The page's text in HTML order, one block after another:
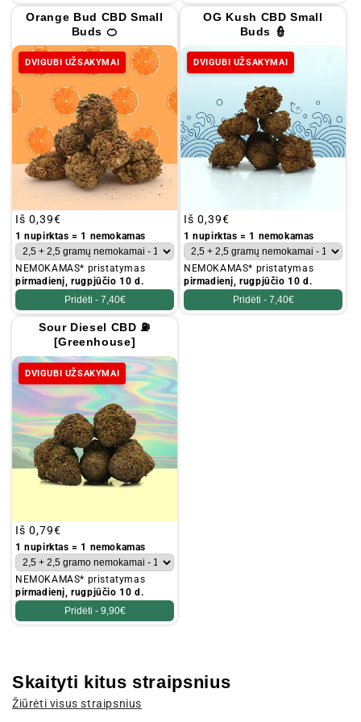
Orange Bud CBD Small
Buds 🍊
DVIGUBI UŽSAKYMAI
Įprastinė
kaina
Iš 0,39€
1 nupirktas = 1 nemokamas
NEMOKAMAS* pristatymas
pirmadienį, rugpjūčio 10 d.
Pridėti - 7,40€
OG Kush CBD Small
Buds 👮
DVIGUBI UŽSAKYMAI
Įprastinė
kaina
Iš 0,39€
1 nupirktas = 1 nemokamas
NEMOKAMAS* pristatymas
pirmadienį, rugpjūčio 10 d.
Pridėti - 7,40€
Sour Diesel CBD ⛽
[Greenhouse]
DVIGUBI UŽSAKYMAI
Įprastinė
kaina
Iš 0,79€
1 nupirktas = 1 nemokamas
NEMOKAMAS* pristatymas
pirmadienį, rugpjūčio 10 d.
Pridėti - 9,90€
Skaityti kitus straipsnius
Žiūrėti visus straipsnius